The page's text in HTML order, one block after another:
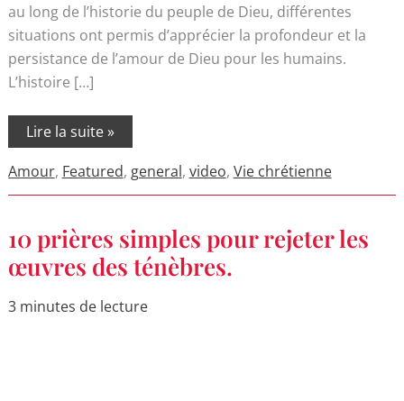
au long de l’historie du peuple de Dieu, différentes
situations ont permis d’apprécier la profondeur et la
persistance de l’amour de Dieu pour les humains.
L’histoire […]
Lire la suite »
Amour, Featured, general, video, Vie chrétienne
10 prières simples pour rejeter les
œuvres des ténèbres.
3 minutes de lecture
10
prières
simples
pour
les
œuvres